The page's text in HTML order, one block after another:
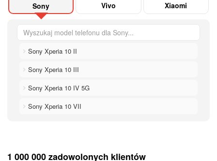
Sony Vivo Xiaomi
Sony Xperia 10 II
Sony Xperia 10 III
Sony Xperia 10 IV 5G
Sony Xperia 10 VII
1 000 000 zadowolonych klientów